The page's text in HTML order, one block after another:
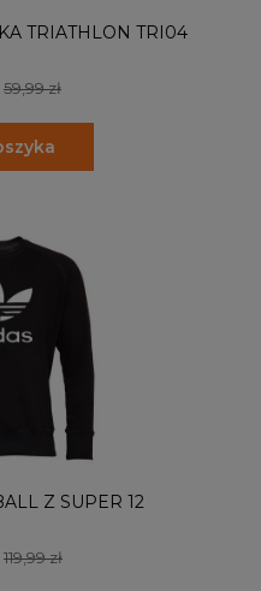
TRIATHLON TRI04
59,99 zł
Z SUPER 12
119,99 zł